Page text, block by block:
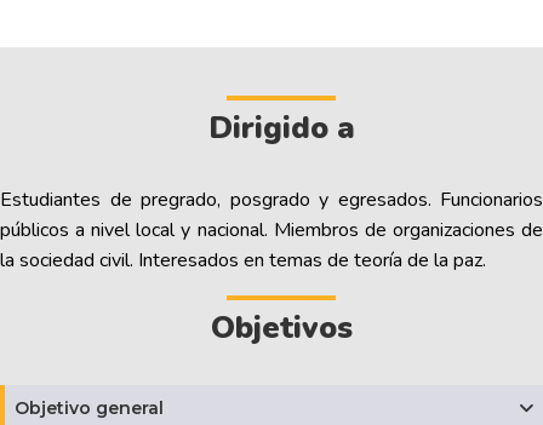
Dirigido a
Estudiantes de pregrado, posgrado y egresados. Funcionarios
públicos a nivel local y nacional. Miembros de organizaciones de
la sociedad civil. Interesados en temas de teoría de la paz.
Objetivos
Objetivo general